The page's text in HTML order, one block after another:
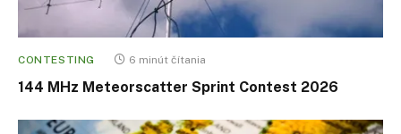
CONTESTING 6 minút čítania
144 MHz Meteorscatter Sprint Contest 2026